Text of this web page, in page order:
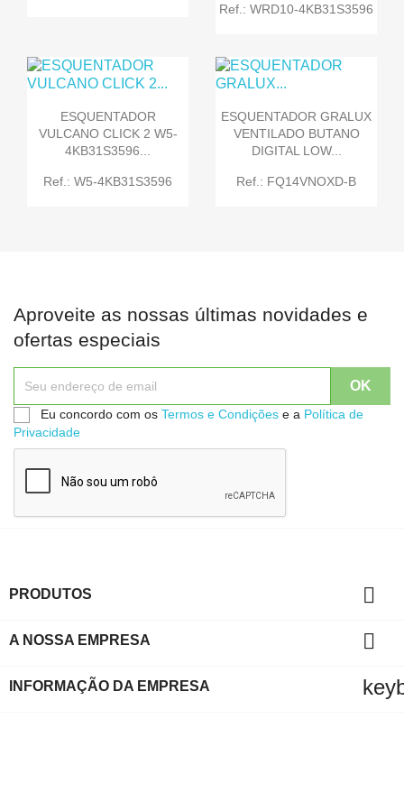
Ref.: WRD10-4KB31S3596
ESQUENTADOR
VULCANO CLICK 2 W5-
4KB31S3596...
Ref.: W5-4KB31S3596
ESQUENTADOR GRALUX
VENTILADO BUTANO
DIGITAL LOW...
Ref.: FQ14VNOXD-B
Aproveite as nossas últimas novidades e
ofertas especiais
Eu concordo com os Termos e Condições e a Política de
Privacidade
PRODUTOS 
A NOSSA EMPRESA 
INFORMAÇÃO DA EMPRESA